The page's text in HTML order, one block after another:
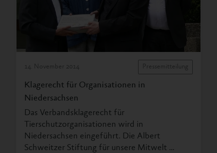
14. November 2014 Pressemitteilung
Klagerecht für Organisationen in
Niedersachsen
Das Verbandsklagerecht für
Tierschutzorganisationen wird in
Niedersachsen eingeführt. Die Albert
Schweitzer Stiftung für unsere Mitwelt …